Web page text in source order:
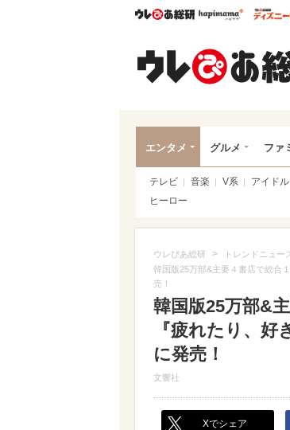
ウレぴあ総研ハピマ
エンタメ グルメ ファ
テレビ 音楽 V系 アイドル
ヒーロー
ウレぴあ総研 > トレンドニュー
韓国版25万部&主要４書店で総合
売！
韓国版25万部&
『疲れたり、
に発売！
文響社
Xでシェア